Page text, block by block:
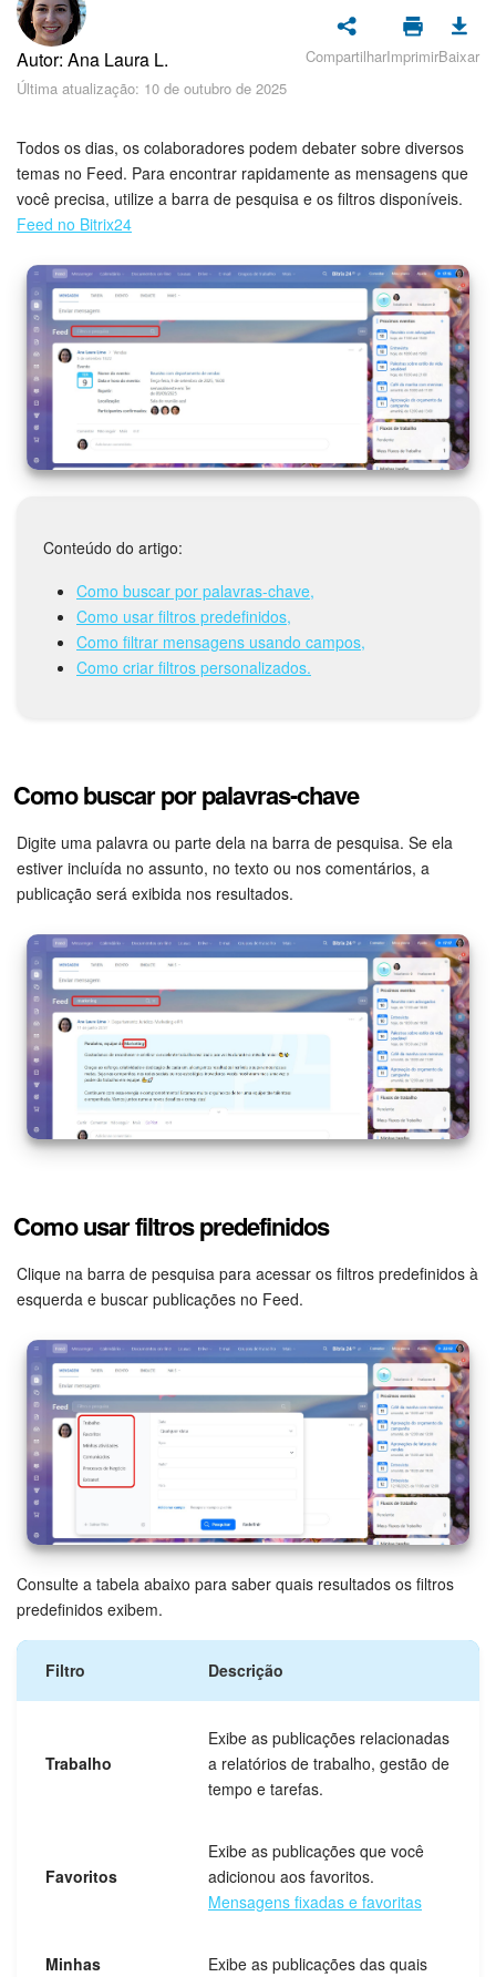
Segurança
Feed
Messenger
Bitrix24 Collabs
Calendário
Bitrix24 Drive
E-mail
Tarefas e Projetos
CRM
Agendamento on-line
CRM + Loja On-line
Análise CRM
Criador de BI
Automação
Marketing
Gerenciamento do inventário
Empresa
Assinatura eletrônica para RH
Assinatura eletrônica
Base de conhecimento
Videoconferências em HD
Market (Aplicativos)
Widget de colaborador
Bitrix24 Messenger
Bitrix24 On-premise
Autor: Ana Laura L.
Última atualização: 10 de outubro de 2025
CompartilharImprimirBaixar
Todos os dias, os colaboradores podem debater sobre diversos
temas no Feed. Para encontrar rapidamente as mensagens que
você precisa, utilize a barra de pesquisa e os filtros disponíveis.
Feed no Bitrix24
Conteúdo do artigo:
Como buscar por palavras-chave,
Como usar filtros predefinidos,
Como filtrar mensagens usando campos,
Como criar filtros personalizados.
Como buscar por palavras-chave
Digite uma palavra ou parte dela na barra de pesquisa. Se ela
estiver incluída no assunto, no texto ou nos comentários, a
publicação será exibida nos resultados.
Como usar filtros predefinidos
Clique na barra de pesquisa para acessar os filtros predefinidos à
esquerda e buscar publicações no Feed.
Consulte a tabela abaixo para saber quais resultados os filtros
predefinidos exibem.
Filtro Descrição
Trabalho
Exibe as publicações relacionadas
a relatórios de trabalho, gestão de
tempo e tarefas.
Favoritos
Exibe as publicações que você
adicionou aos favoritos.
Mensagens fixadas e favoritas
Minhas
Exibe as publicações das quais